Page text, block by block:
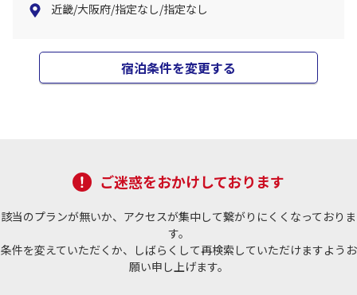
近畿/大阪府/指定なし/指定なし
宿泊条件を変更する
ご迷惑をおかけしております
該当のプランが無いか、アクセスが集中して繋がりにくくなっておりま
す。
条件を変えていただくか、しばらくして再検索していただけますようお
願い申し上げます。